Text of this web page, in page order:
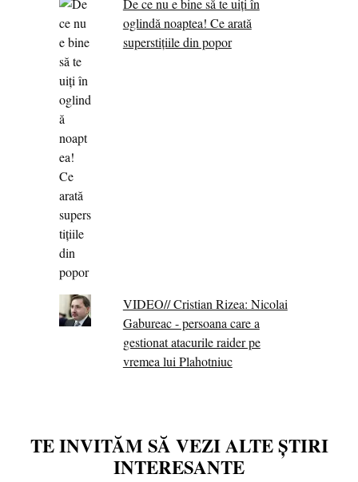
De ce nu e bine să te uiți în
oglindă noaptea! Ce arată
superstițiile din popor
VIDEO// Cristian Rizea: Nicolai
Gabureac - persoana care a
gestionat atacurile raider pe
vremea lui Plahotniuc
TE INVITĂM SĂ VEZI ALTE ȘTIRI
INTERESANTE